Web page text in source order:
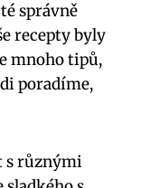
správně
recepty byly
mnoho tipů,
poradíme,
s různými